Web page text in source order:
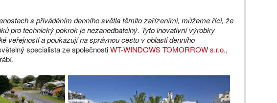
s přiváděním denního světla těmito zařízeními, můžeme říci, že
pro technický pokrok je nezanedbatelný. Tyto inovativní výrobky
veřejnosti a poukazují na správnou cestu v oblasti denního
specialista ze společnostiWT-WINDOWS TOMORROW s.r.o.,